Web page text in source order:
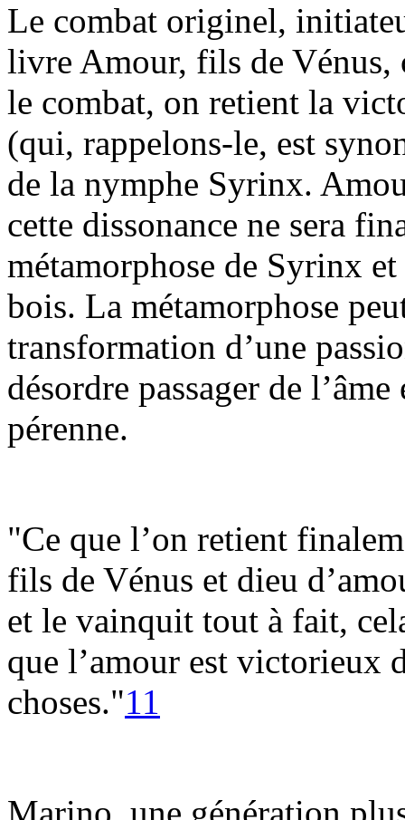
Le combat originel,
livre Amour, fils de Vénus,
le combat, on retient la
(qui, rappelons-le, est
de la nymphe Syrinx.
cette dissonance ne sera
métamorphose de Syrinx
bois. La métamorphose
transformation d’une
désordre passager de
pérenne.
"Ce que l’on retient
fils de Vénus et dieu
et le vainquit tout à fait,
que l’amour est victorieux
choses."11